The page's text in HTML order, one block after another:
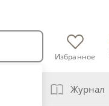
Избранное
Журнал